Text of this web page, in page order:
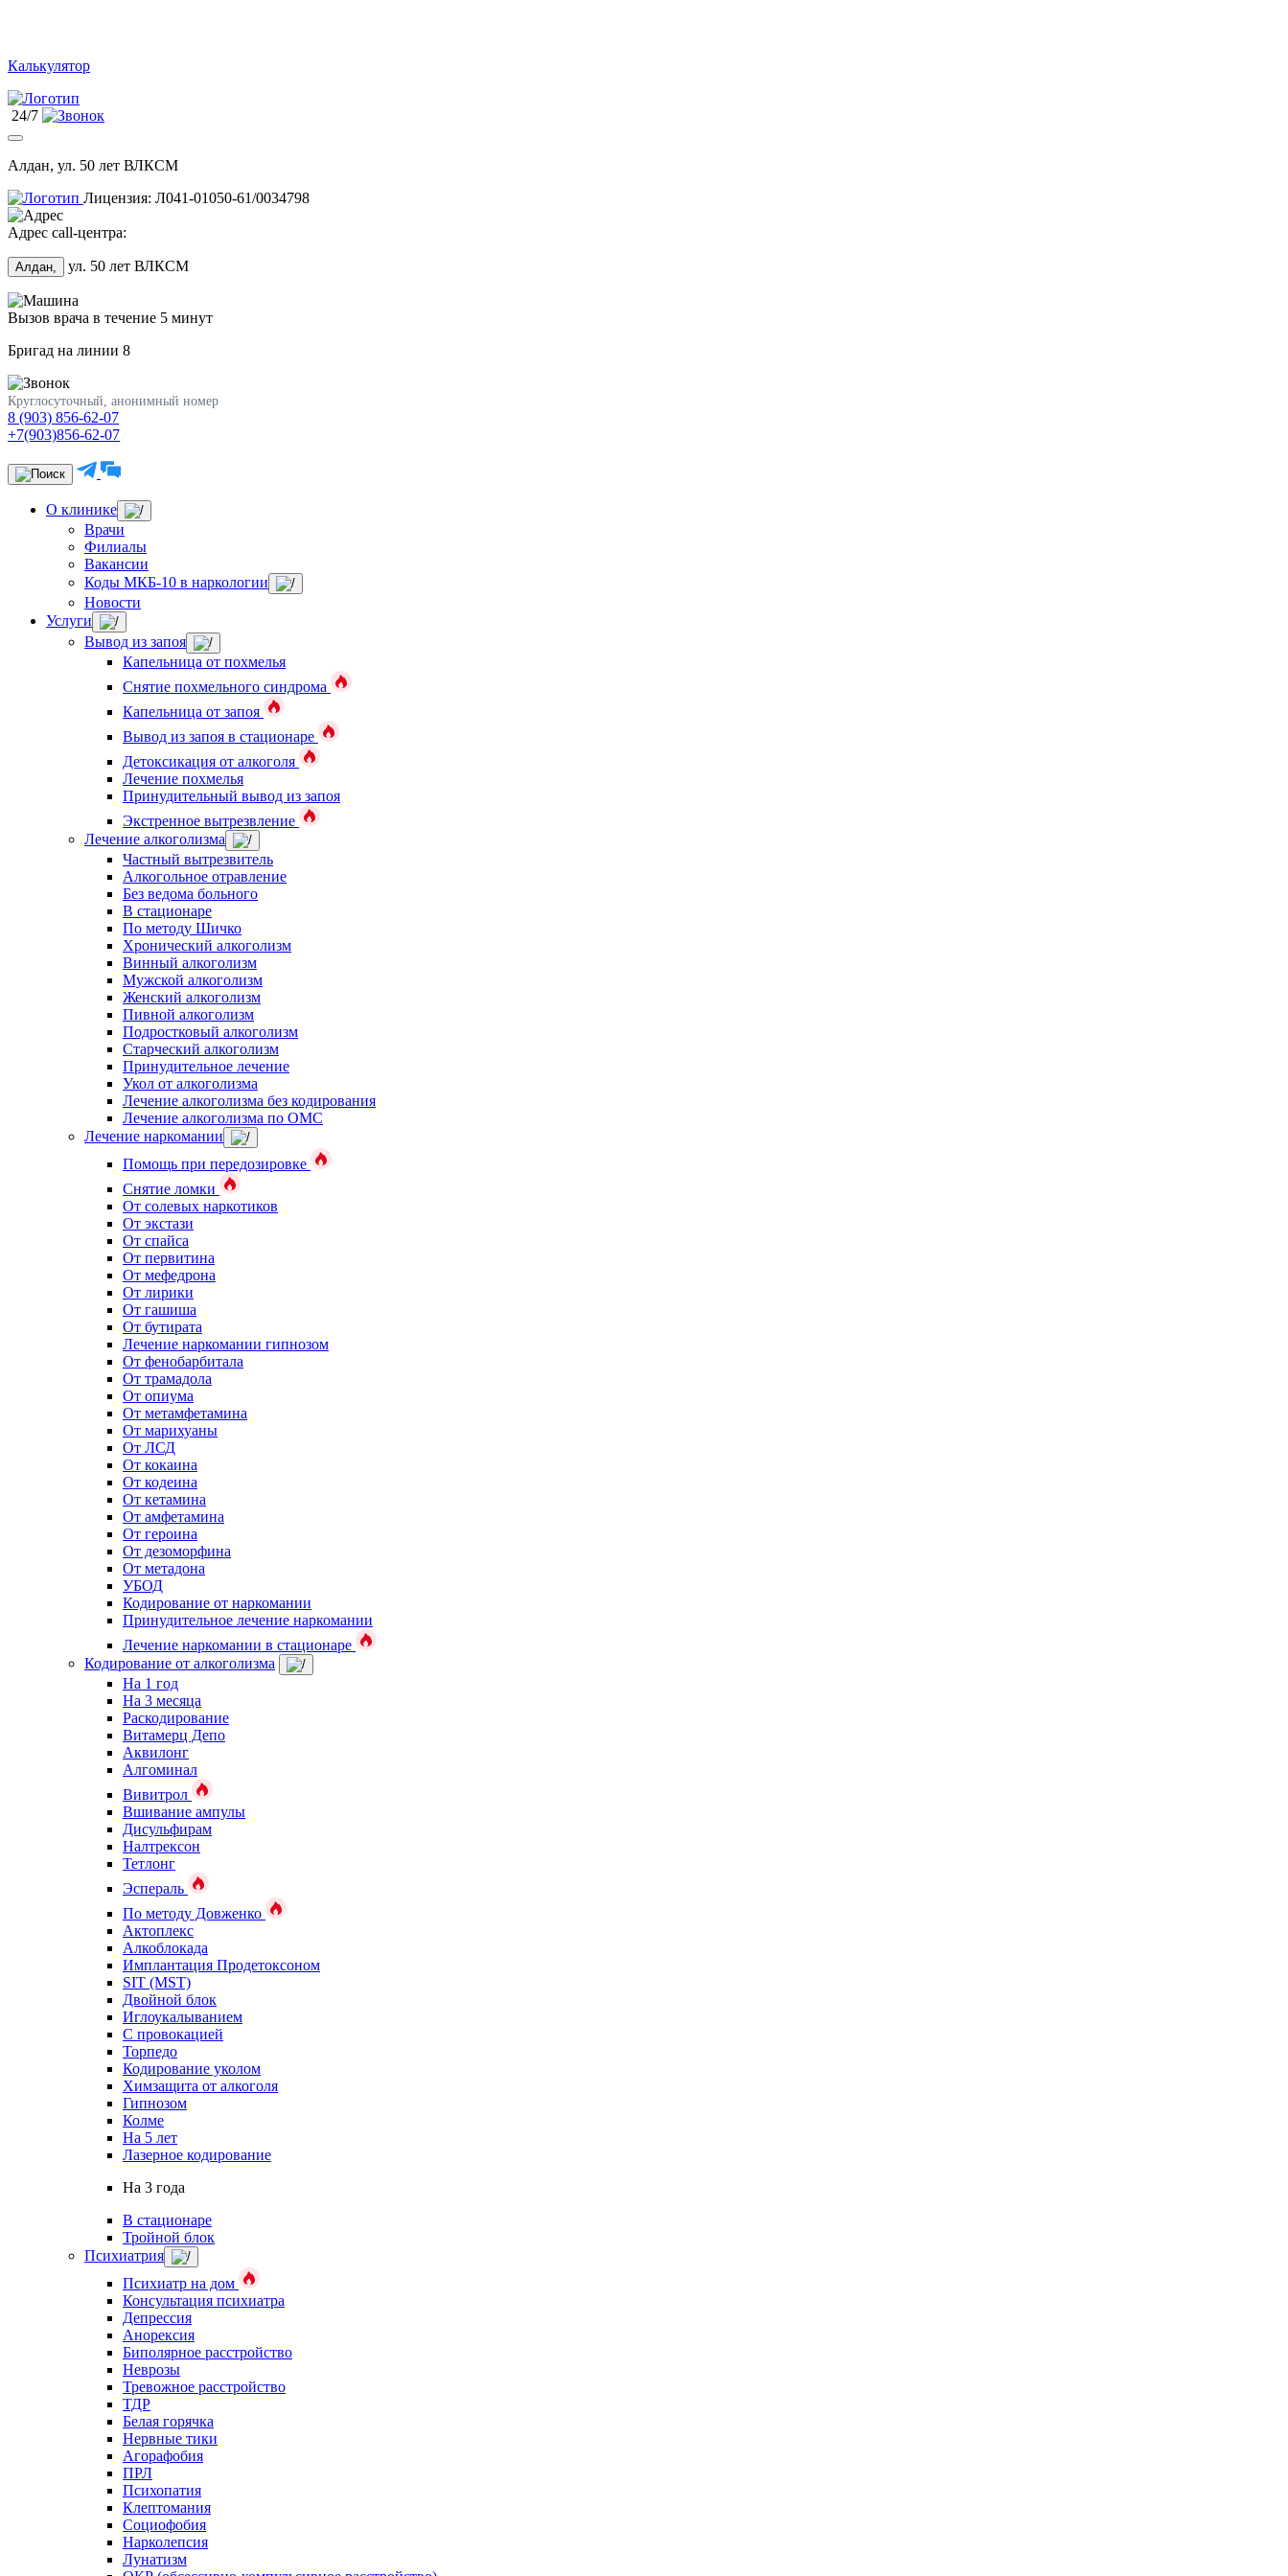
Калькулятор
24/7
Алдан, ул. 50 лет ВЛКСМ
Лицензия: Л041-01050-61/0034798
Адрес call-центра:
Алдан, ул. 50 лет ВЛКСМ
Вызов врача в течение 5 минут
Бригад на линии 8
Круглосуточный, анонимный номер
8 (903) 856-62-07
+7(903)856-62-07
О клинике
Врачи
Филиалы
Вакансии
Коды МКБ-10 в наркологии
Новости
Услуги
Вывод из запоя
Капельница от похмелья
Снятие похмельного синдрома
Капельница от запоя
Вывод из запоя в стационаре
Детоксикация от алкоголя
Лечение похмелья
Принудительный вывод из запоя
Экстренное вытрезвление
Лечение алкоголизма
Частный вытрезвитель
Алкогольное отравление
Без ведома больного
В стационаре
По методу Шичко
Хронический алкоголизм
Винный алкоголизм
Мужской алкоголизм
Женский алкоголизм
Пивной алкоголизм
Подростковый алкоголизм
Старческий алкоголизм
Принудительное лечение
Укол от алкоголизма
Лечение алкоголизма без кодирования
Лечение алкоголизма по ОМС
Лечение наркомании
Помощь при передозировке
Снятие ломки
От солевых наркотиков
От экстази
От спайса
От первитина
От мефедрона
От лирики
От гашиша
От бутирата
Лечение наркомании гипнозом
От фенобарбитала
От трамадола
От опиума
От метамфетамина
От марихуаны
От ЛСД
От кокаина
От кодеина
От кетамина
От амфетамина
От героина
От дезоморфина
От метадона
УБОД
Кодирование от наркомании
Принудительное лечение наркомании
Лечение наркомании в стационаре
Кодирование от алкоголизма
На 1 год
На 3 месяца
Раскодирование
Витамерц Депо
Аквилонг
Алгоминал
Вивитрол
Вшивание ампулы
Дисульфирам
Налтрексон
Тетлонг
Эспераль
По методу Довженко
Актоплекс
Алкоблокада
Имплантация Продетоксоном
SIT (MST)
Двойной блок
Иглоукалыванием
С провокацией
Торпедо
Кодирование уколом
Химзащита от алкоголя
Гипнозом
Колме
На 5 лет
Лазерное кодирование
На 3 года
В стационаре
Тройной блок
Психиатрия
Психиатр на дом
Консультация психиатра
Депрессия
Анорексия
Биполярное расстройство
Неврозы
Тревожное расстройство
ТДР
Белая горячка
Нервные тики
Агорафобия
ПРЛ
Психопатия
Клептомания
Социофобия
Нарколепсия
Лунатизм